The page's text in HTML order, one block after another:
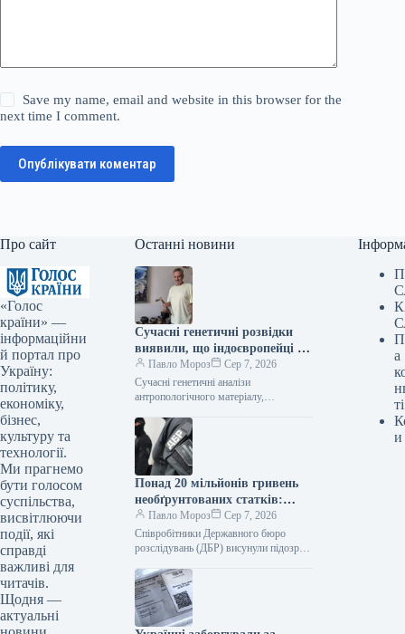
Save my name, email and website in this browser for the
next time I comment.
Опублікувати коментар
Про сайт
«Голос
країни» —
інформаційни
й портал про
Україну:
політику,
економіку,
бізнес,
культуру та
технології.
Ми прагнемо
бути голосом
суспільства,
висвітлюючи
події, які
справді
важливі для
читачів.
Щодня —
актуальні
Останні новини
Сучасні генетичні розвідки
виявили, що індоєвропейці є
пращурами українців –
фахівець
Павло Мороз
Сер 7, 2026
Сучасні генетичні аналізи
антропологічного матеріалу,
поселення «Дикий Сад» у Миколаєві,
підтвердили, що пращурами українців
були індоєвропейці.…
Понад 20 мільйонів гривень
необґрунтованих статків:
ексначальнику управління
логістики Повітряного
командування висунули
Павло Мороз
Сер 7, 2026
Співробітники Державного бюро
розслідувань (ДБР) висунули підозру
управління Повітряних сил Збройних
сил України у незаконному заволодінні
майном…
а
ті
и